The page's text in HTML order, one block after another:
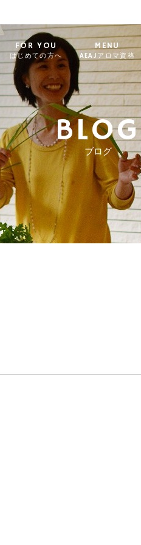
FOR YOU
はじめての方へ
MENU
AEAJアロマ資格
BLOG
ブログ